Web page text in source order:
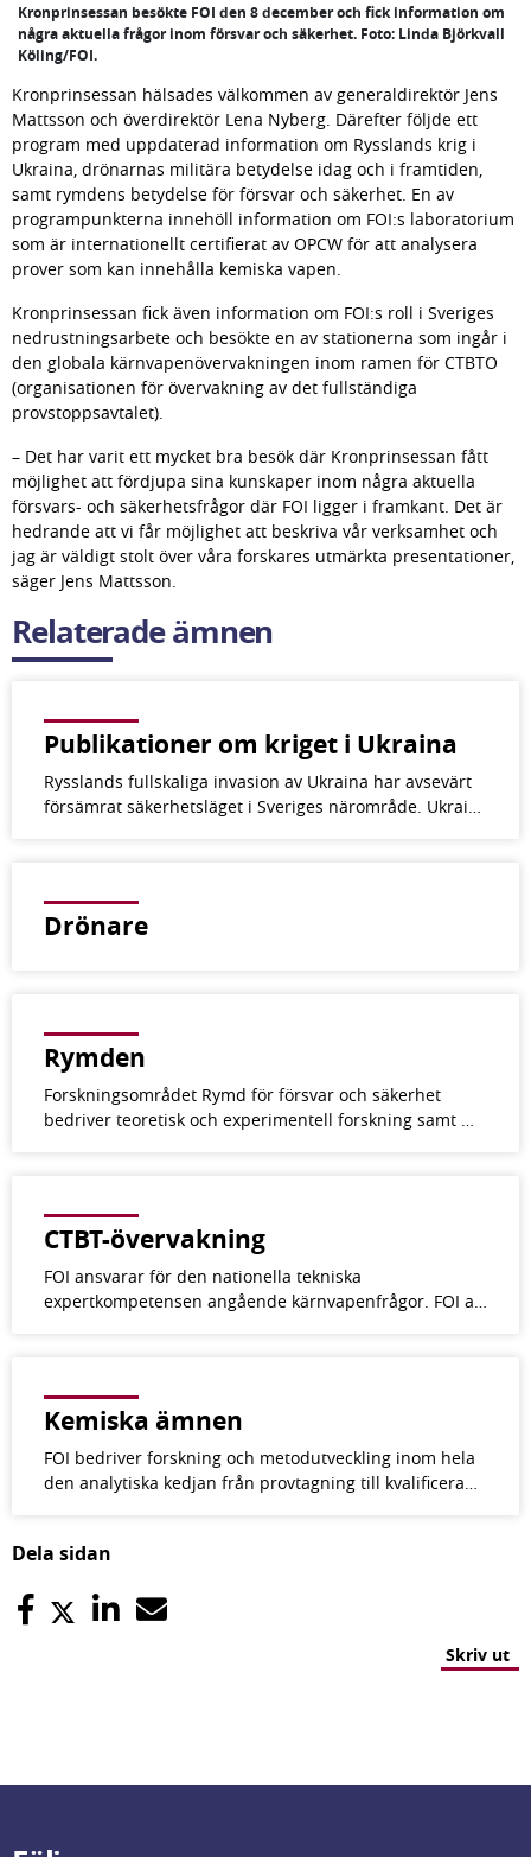
Kronprinsessan besökte FOI den 8 december och fick information om
några aktuella frågor inom försvar och säkerhet. Foto: Linda Björkvall
Köling/FOI.
Kronprinsessan hälsades välkommen av generaldirektör Jens
Mattsson och överdirektör Lena Nyberg. Därefter följde ett
program med uppdaterad information om Rysslands krig i
Ukraina, drönarnas militära betydelse idag och i framtiden,
samt rymdens betydelse för försvar och säkerhet. En av
programpunkterna innehöll information om FOI:s laboratorium
som är internationellt certifierat av OPCW för att analysera
prover som kan innehålla kemiska vapen.
Kronprinsessan fick även information om FOI:s roll i Sveriges
nedrustningsarbete och besökte en av stationerna som ingår i
den globala kärnvapenövervakningen inom ramen för CTBTO
(organisationen för övervakning av det fullständiga
provstoppsavtalet).
– Det har varit ett mycket bra besök där Kronprinsessan fått
möjlighet att fördjupa sina kunskaper inom några aktuella
försvars- och säkerhetsfrågor där FOI ligger i framkant. Det är
hedrande att vi får möjlighet att beskriva vår verksamhet och
jag är väldigt stolt över våra forskares utmärkta presentationer,
säger Jens Mattsson.
Relaterade ämnen
Publikationer om kriget i Ukraina
Rysslands fullskaliga invasion av Ukraina har avsevärt
försämrat säkerhetsläget i Sveriges närområde. Ukrai…
Drönare
Rymden
Forskningsområdet Rymd för försvar och säkerhet
bedriver teoretisk och experimentell forskning samt …
CTBT-övervakning
FOI ansvarar för den nationella tekniska
expertkompetensen angående kärnvapenfrågor. FOI a…
Kemiska ämnen
FOI bedriver forskning och metod­utveckling inom hela
den analytiska kedjan från provtagning till kvalificera…
Dela sidan
Skriv ut